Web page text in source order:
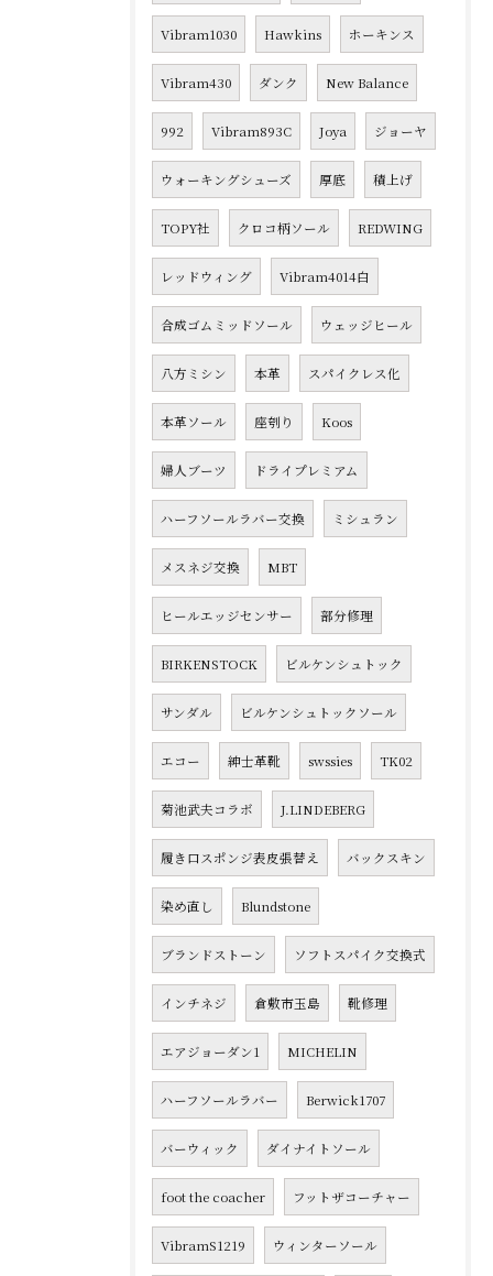
Vibram1030 Hawkins ホーキンス
Vibram430 ダンク New Balance
992 Vibram893C Joya ジョーヤ
ウォーキングシューズ 厚底 積上げ
TOPY社 クロコ柄ソール REDWING
レッドウィング Vibram4014白
合成ゴムミッドソール ウェッジヒール
八方ミシン 本革 スパイクレス化
本革ソール 座刳り Koos
婦人ブーツ ドライプレミアム
ハーフソールラバー交換 ミシュラン
メスネジ交換 MBT
ヒールエッジセンサー 部分修理
BIRKENSTOCK ビルケンシュトック
サンダル ビルケンシュトックソール
エコー 紳士革靴 swssies TK02
菊池武夫コラボ J.LINDEBERG
履き口スポンジ表皮張替え バックスキン
染め直し Blundstone
ブランドストーン ソフトスパイク交換式
インチネジ 倉敷市玉島 靴修理
エアジョーダン1 MICHELIN
ハーフソールラバー Berwick1707
バーウィック ダイナイトソール
foot the coacher フットザコーチャー
VibramS1219 ウィンターソール